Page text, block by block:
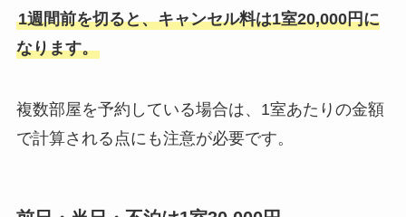
1週間前を切ると、キャンセル料は1室20,000円に
なります。
複数部屋を予約している場合は、1室あたりの金額
で計算される点にも注意が必要です。